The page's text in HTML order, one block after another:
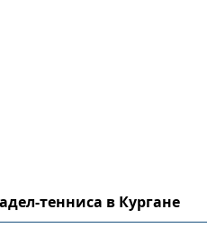
тенниса в Кургане